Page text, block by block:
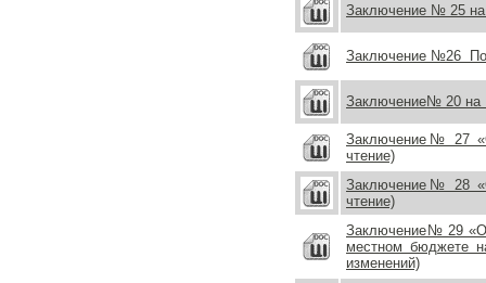
Заключение № 25
Заключение №26
Заключение№ 20 на
Заключение№ 27
чтение)
Заключение№ 28
чтение)
Заключение№ 29 «О
местном бюджете
изменений)